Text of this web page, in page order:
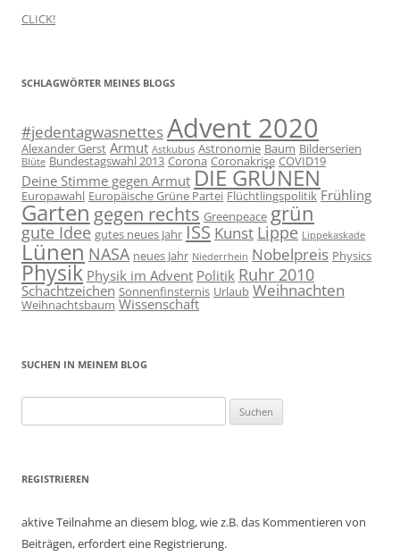
CLICK!
SCHLAGWÖRTER MEINES BLOGS
#jedentagwasnettesAdvent 2020
Alexander Gerst Armut Astkubus Astronomie Baum Bilderserien
Blüte Bundestagswahl 2013 Corona Coronakrise COVID19
Deine Stimme gegen Armut DIE GRÜNEN
Europawahl Europäische Grüne Partei Flüchtlingspolitik Frühling
Garten gegen rechts Greenpeace grün
gute Idee gutes neues Jahr ISS Kunst Lippe Lippekaskade
Lünen NASA neues Jahr Niederrhein Nobelpreis Physics
Physik Physik im Advent Politik Ruhr 2010
Schachtzeichen Sonnenfinsternis Urlaub Weihnachten
Weihnachtsbaum Wissenschaft
SUCHEN IN MEINEM BLOG
nach:
REGISTRIEREN
aktive Teilnahme an diesem blog, wie z.B. das Kommentieren von
Beiträgen, erfordert eine Registrierung.